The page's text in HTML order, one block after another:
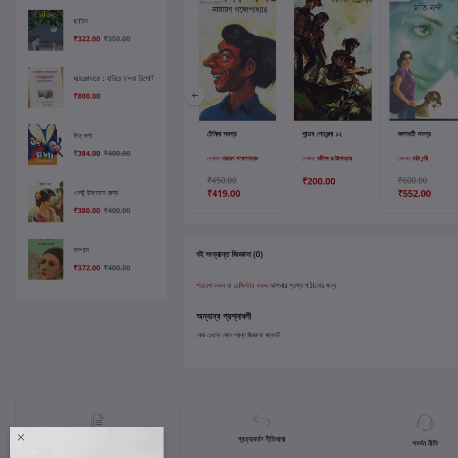
ছাতিম
₹322.00 ₹350.00
মহেঞ্জোদারো : হারিয়ে যাওয়া রিপোর্ট
₹800.00
উফ্ মশা
₹384.00 ₹400.00
একটু উষ্ণতার জন্য
₹380.00 ₹400.00
কম্পাস
₹372.00 ₹400.00
কার্টে যোগ করুন
ঘনাদাসমগ্র ২
লেখক:প্রেমেন্দ্র মিত্র
₹1,000.00
₹930.00
লেখক:সুনীল গঙ্গোপাধ্যায়
কার্টে যোগ করুন
টেনিদা সমগ্র
লেখক: নারায়ণ গঙ্গোপাধ্যায়
₹450.00
₹419.00
কার্টে যোগ করুন
পান্ডব গোয়েন্দা ১২
লেখক: ষষ্ঠীপদ চট্টোপাধ্যায়
₹200.00
কার্টে যোগ করুন
কলাবতী সমগ্র
লেখক: মতি নন্দী
₹600.00
₹552.00
বই সংক্রান্ত জিজ্ঞাসা (0)
প্রবেশ করুন বা রেজিস্টার করুন আপনার প্রশ্ন পাঠানোর জন্য
অন্যান্য প্রশ্নাবলী
কেউ এখনো কোন প্রশ্ন জিজ্ঞাসা করেননি
প্রত্যাবর্তন নীতিমালা সমর্থন নীতি